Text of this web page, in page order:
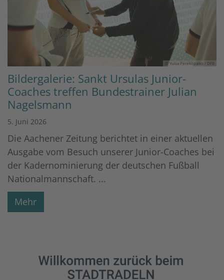
© Yuliia Perekopaiko / DFB
Bildergalerie: Sankt Ursulas Junior-
Coaches treffen Bundestrainer Julian
Nagelsmann
5. Juni 2026
Die Aachener Zeitung berichtet in einer aktuellen
Ausgabe vom Besuch unserer Junior-Coaches bei
der Kadernominierung der deutschen Fußball
Nationalmannschaft. ...
Mehr